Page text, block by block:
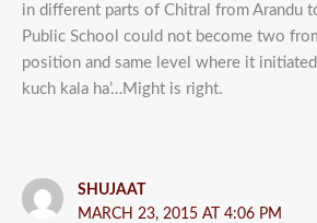
in different parts of Chitral from Arandu
Public School could not become two
position and same level where it initiated
kuch kala ha’…Might is right.
SHUJAAT
MARCH 23, 2015 AT 4:06 PM